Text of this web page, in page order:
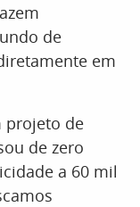
de
em
projeto de
de zero
a 60 mil